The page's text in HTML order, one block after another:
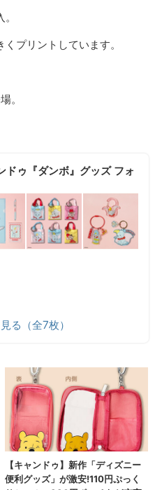
プリントしています。
。
ドゥ『ダンボ』グッズ フォ
る（全7枚）